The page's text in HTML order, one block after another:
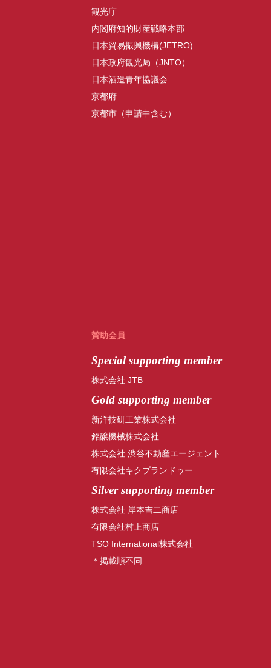
観光庁
内閣府知的財産戦略本部
日本貿易振興機構(JETRO)
日本政府観光局（JNTO）
日本酒造青年協議会
京都府
京都市（申請中含む）
賛助会員
Specialsupporting member
株式会社 JTB
Gold supporting member
新洋技研工業株式会社
銘醸機械株式会社
株式会社 渋谷不動産エージェント
有限会社キクプランドゥー
Silver supporting member
株式会社 岸本吉二商店
有限会社村上商店
TSO International株式会社
＊掲載順不同